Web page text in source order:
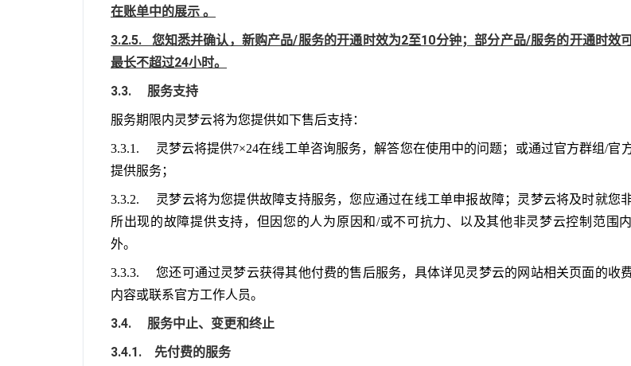
在账单中的展示 。
3.2.5.   您知悉并确认，新购产品/服务的开通时效为2至10分钟；部分产品/服务的开通时效可
最长不超过24小时。
3.3.     服务支持
服务期限内灵梦云将为您提供如下售后支持：
3.3.1.     灵梦云将提供7×24在线工单咨询服务，解答您在使用中的问题；或通过官方群组/官
提供服务；
3.3.2.     灵梦云将为您提供故障支持服务，您应通过在线工单申报故障；灵梦云将及时就您
所出现的故障提供支持，但因您的人为原因和/或不可抗力、以及其他非灵梦云控制范围
外。
3.3.3.     您还可通过灵梦云获得其他付费的售后服务，具体详见灵梦云的网站相关页面的收
内容或联系官方工作人员。
3.4.     服务中止、变更和终止
3.4.1.    先付费的服务